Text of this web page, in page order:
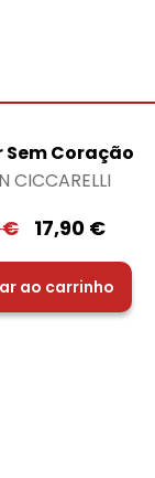
Coração
CICCARELLI
€ 17,90 €
ao carrinho